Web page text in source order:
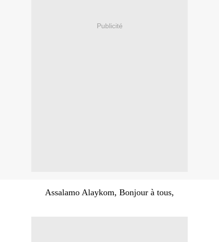
Publicité
Assalamo Alaykom, Bonjour à tous,